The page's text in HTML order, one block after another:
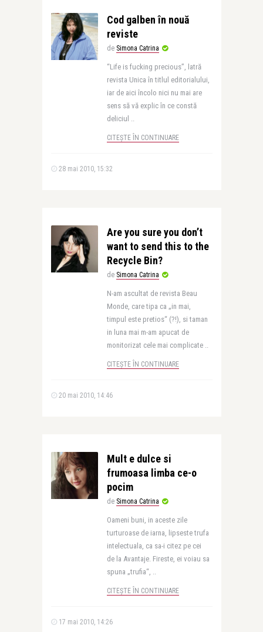
Cod galben în nouă
reviste
de Simona Catrina
“Life is fucking precious”, latră
revista Unica în titlul editorialului,
iar de aici încolo nici nu mai are
sens să vă explic în ce constă
deliciul ..
CITEȘTE ÎN CONTINUARE
28 mai 2010, 15:32
Are you sure you don’t
want to send this to the
Recycle Bin?
de Simona Catrina
N-am ascultat de revista Beau
Monde, care tipa ca „in mai,
timpul este pretios“ (?!), si taman
in luna mai m-am apucat de
monitorizat cele mai complicate ..
CITEȘTE ÎN CONTINUARE
20 mai 2010, 14:46
Mult e dulce si
frumoasa limba ce-o
pocim
de Simona Catrina
Oameni buni, in aceste zile
turturoase de iarna, lipseste trufa
intelectuala, ca sa-i citez pe cei
de la Avantaje. Fireste, ei voiau sa
spuna „trufia“, ..
CITEȘTE ÎN CONTINUARE
17 mai 2010, 14:26